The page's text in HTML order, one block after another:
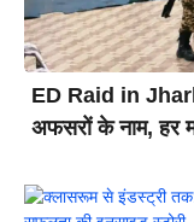
ED Raid in
अफसरों के नाम, हर